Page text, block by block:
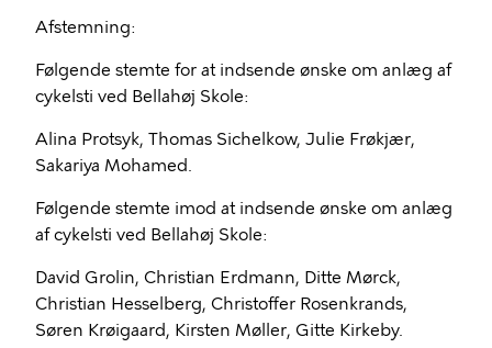
Afstemning:
Følgende stemte for at indsende ønske om anlæg af
cykelsti ved Bellahøj Skole:
Alina Protsyk, Thomas Sichelkow, Julie Frøkjær,
Sakariya Mohamed.
Følgende stemte imod at indsende ønske om anlæg
af cykelsti ved Bellahøj Skole:
David Grolin, Christian Erdmann, Ditte Mørck,
Christian Hesselberg, Christoffer Rosenkrands,
Søren Krøigaard, Kirsten Møller, Gitte Kirkeby.